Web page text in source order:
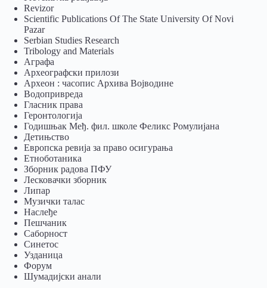
Revizor
Scientific Publications Of The State University Of Novi
Pazar
Serbian Studies Research
Tribology and Materials
Аграфа
Археографски прилози
Археон : часопис Архива Војводине
Водопривреда
Гласник права
Геронтологија
Годишњак Међ. фил. школе Феликс Ромулијана
Детињство
Европска ревија за право осигурања
Eтноботаника
Зборник радова ПФУ
Лесковачки зборник
Липар
Музички талас
Наслеђе
Пешчаник
Саборност
Синетос
Узданица
Форум
Шумадијски анали